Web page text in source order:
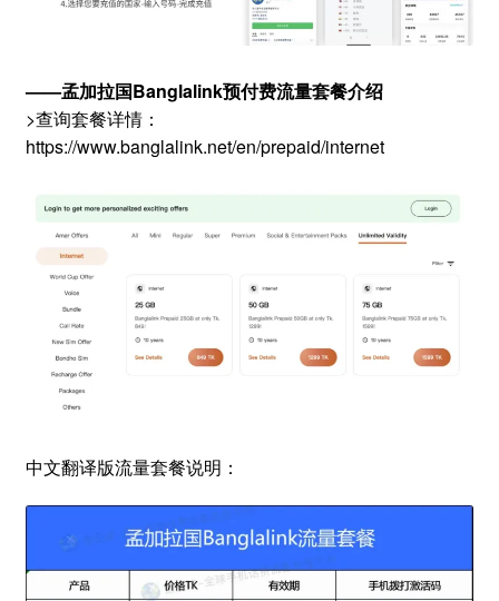
——孟加拉国Banglalink预付费流量套餐介绍
>查询套餐详情：
https://www.banglalink.net/en/prepaid/internet
中文翻译版流量套餐说明：